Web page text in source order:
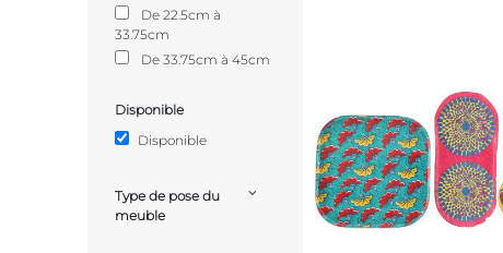
De 22.5cm à
33.75cm
De 33.75cm à 45cm
Disponible
Disponible
Type de pose du
meuble